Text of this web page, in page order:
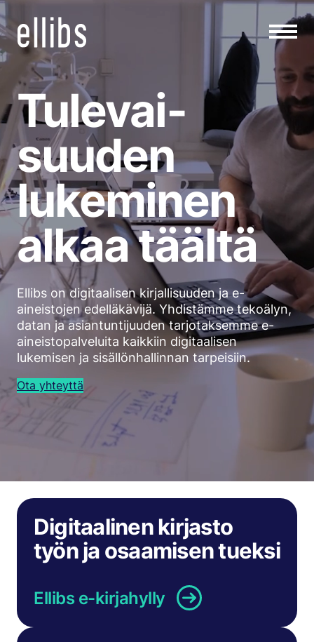
Siirry
sisältöön
Tule­vai­
suuden
lukeminen
alkaa täältä
Ellibs on digitaalisen kirjallisuuden ja e-
aineistojen edellä­kävijä. Yhdistämme tekoälyn,
datan ja asian­tuntijuuden tarjotaksemme e-
aineisto­palveluita kaikkiin digitaalisen
lukemisen ja sisällön­hallinnan tarpeisiin.
Ota yhteyttä
Digitaalinen kirjasto
työn ja osaamisen tueksi
Ellibs e-kirjahylly